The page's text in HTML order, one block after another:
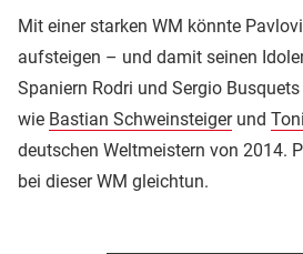
Mit einer starken WM könnte
aufsteigen – und damit seinen
Spaniern Rodri und Sergio
wie Bastian Schweinsteigerund
deutschen Weltmeistern von 2014.
bei dieser WM gleichtun.